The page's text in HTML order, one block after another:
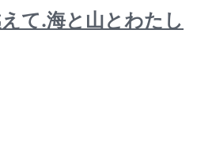
て.海と山とわたし